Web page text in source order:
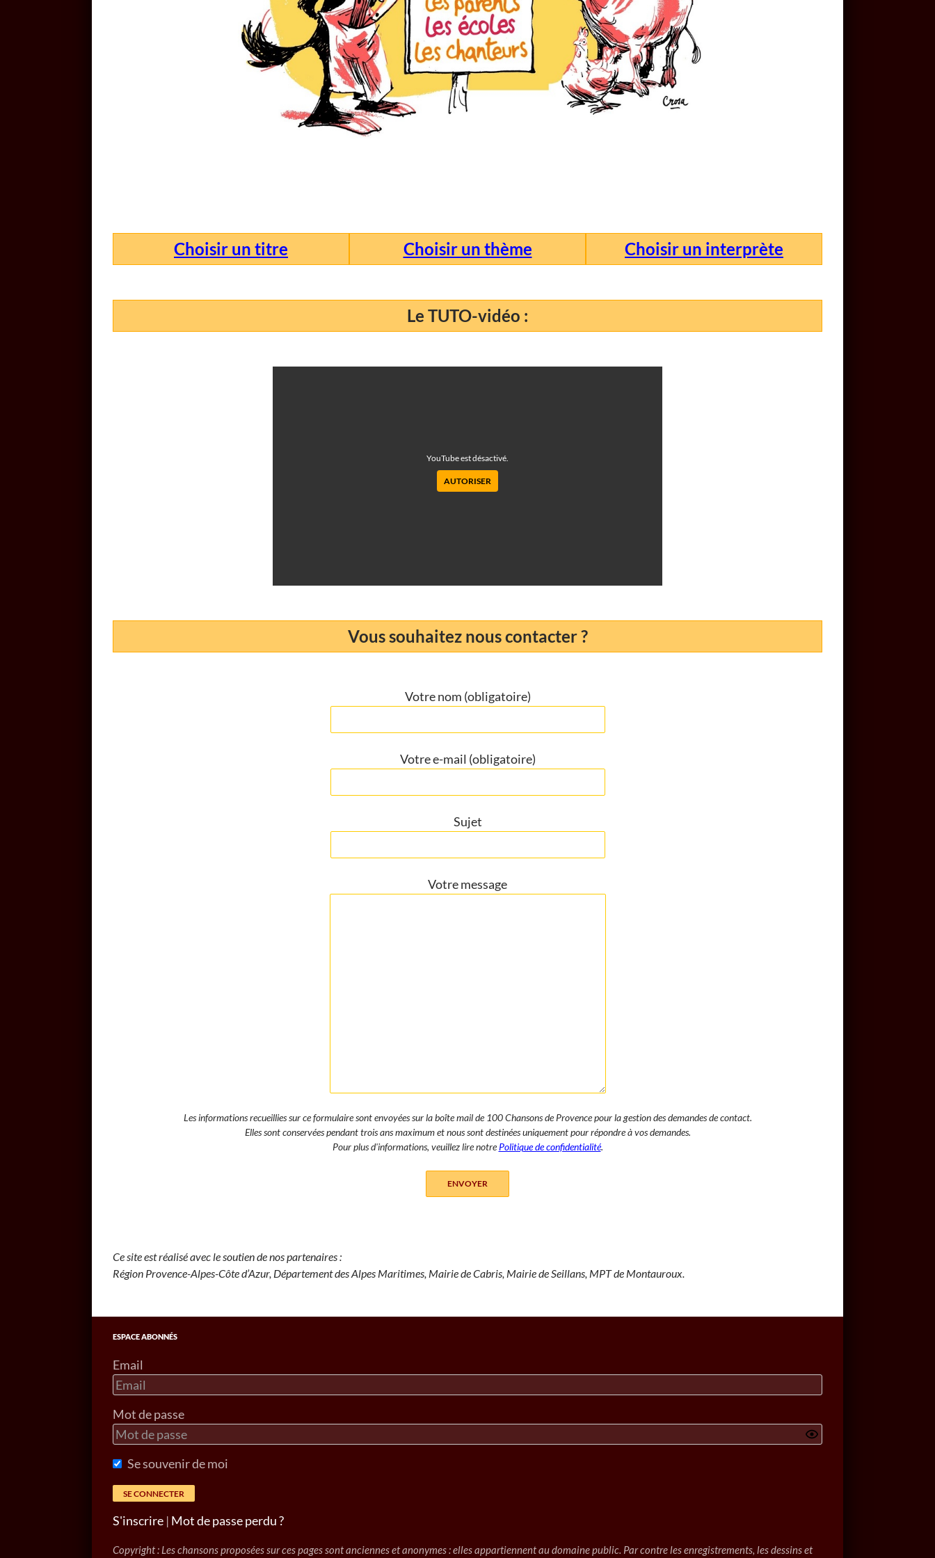
Choisir un titre Choisir un thème Choisir un interprète
Le TUTO-vidéo :
YouTube est désactivé.
AUTORISER
Vous souhaitez nous contacter ?
Votre nom (obligatoire)
Votre e-mail (obligatoire)
Sujet
Votre message
Les informations recueillies sur ce formulaire sont envoyées sur la boîte mail de 100 Chansons de Provence pour la gestion des demandes de contact.
Elles sont conservées pendant trois ans maximum et nous sont destinées uniquement pour répondre à vos demandes.
Pour plus d'informations, veuillez lire notrePolitique de confidentialité.
Ce site est réalisé avec le soutien de nos partenaires :
Région Provence-Alpes-Côte d’Azur, Département des Alpes Maritimes, Mairie de Cabris, Mairie de Seillans, MPT de Montauroux.
ESPACE ABONNÉS
Email
Mot de passe
Se souvenir de moi
S'inscrire | Mot de passe perdu ?
Copyright : Les chansons proposées sur ces pages sont anciennes et anonymes : elles appartiennent au domaine public. Par contre les enregistrements, les dessins et